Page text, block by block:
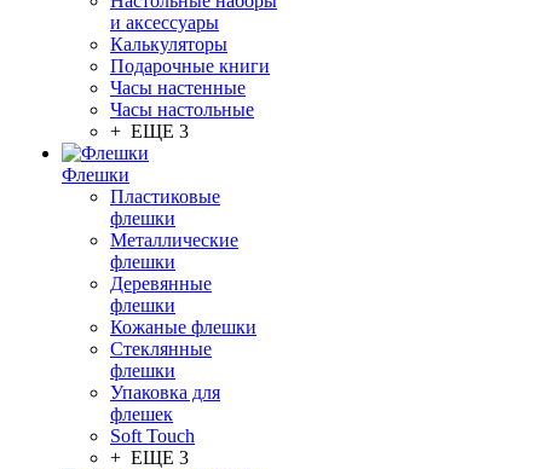
и аксессуары
Калькуляторы
Подарочные книги
Часы настенные
Часы настольные
+ ЕЩЕ 3
Флешки
Пластиковые
флешки
Металлические
флешки
Деревянные
флешки
Кожаные флешки
Стеклянные
флешки
Упаковка для
флешек
Soft Touch
+ ЕЩЕ 3